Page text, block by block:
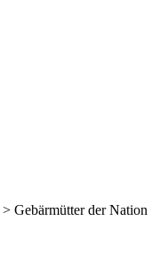
> Gebärmütter der Nation